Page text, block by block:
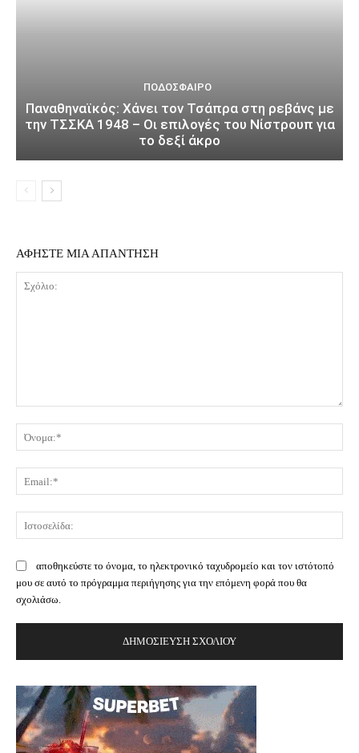
ΠΟΔΌΣΦΑΙΡΟ
Παναθηναϊκός: Χάνει τον Τσάπρα στη ρεβάνς με
την ΤΣΣΚΑ 1948 – Οι επιλογές του Νίστρουπ για
το δεξί άκρο
ΑΦΗΣΤΕ ΜΙΑ ΑΠΑΝΤΗΣΗ
αποθηκεύστε το όνομα, το ηλεκτρονικό ταχυδρομείο και τον ιστότοπό
μου σε αυτό το πρόγραμμα περιήγησης για την επόμενη φορά που θα
σχολιάσω.